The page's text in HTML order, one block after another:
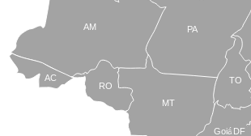
TO
PA
AM
AC
RO
MT
GoiásDF